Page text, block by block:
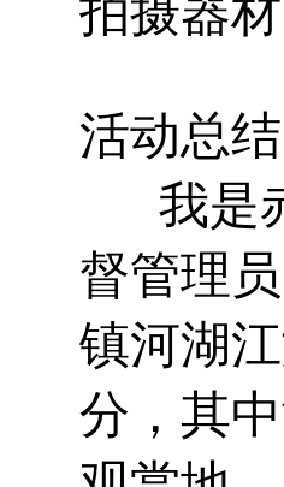
拍摄器
活动总结
我是赤
督管理员
镇河湖
分，其